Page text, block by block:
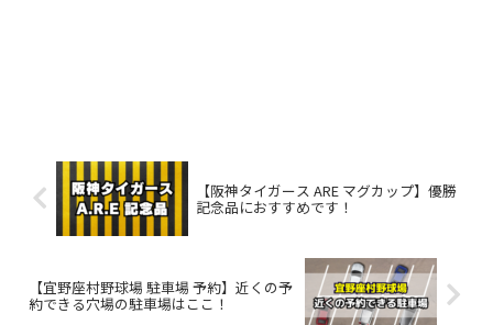
【阪神タイガース ARE マグカップ】優勝
記念品におすすめです！
【宜野座村野球場 駐車場 予約】近くの予
約できる穴場の駐車場はここ！